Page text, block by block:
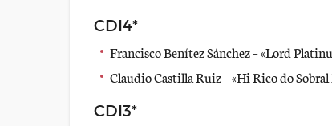
CDI4*
Francisco Benítez Sánchez – «Lord
Claudio Castilla Ruiz – «Hi Rico do
CDI3*